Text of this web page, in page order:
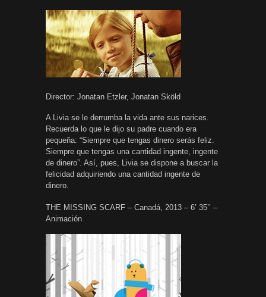
Director: Jonatan Etzler, Jonatan Sköld
A Livia se le derrumba la vida ante sus narices.
Recuerda lo que le dijo su padre cuando era
pequeña: “Siempre que tengas dinero serás feliz.
Siempre que tengas una cantidad ingente, ingente
de dinero”. Así, pues, Livia se dispone a buscar la
felicidad adquiriendo una cantidad ingente de
dinero.
THE MISSING SCARF – Canadá, 2013 – 6’ 35’’ –
Animación